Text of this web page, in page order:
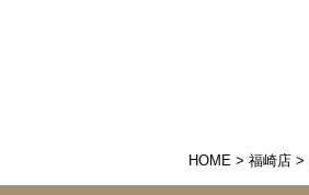
HOME > 福崎店 >